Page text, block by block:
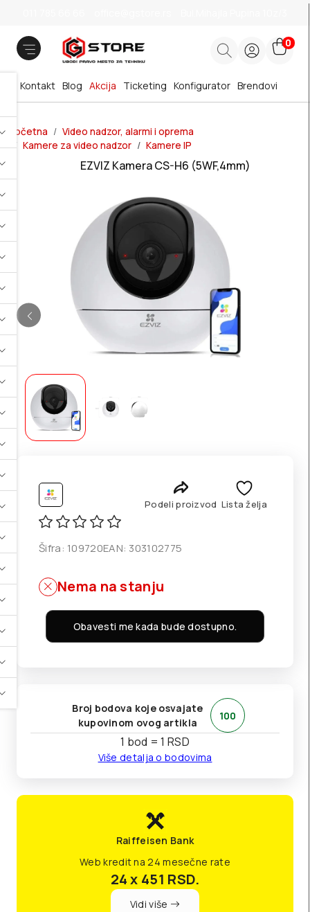
0
Brendovi
Blog Akcija
Kontakt Ticketing Konfigurator
Početna
Video nadzor, alarmi i oprema
Kamere za video nadzor
Kamere IP
EZVIZ Kamera CS-H6 (5WF,4mm)
Podeli proizvod Lista želja
Šifra: 109720EAN: 303102775
Nema na stanju
Obavesti me kada bude dostupno.
Broj bodova koje osvajate
kupovinom ovog artikla
100
1 bod = 1 RSD
Više detalja o bodovima
Raiffeisen Bank
Web kredit na 24 mesečne rate
24 x 451 RSD.
Vidi više